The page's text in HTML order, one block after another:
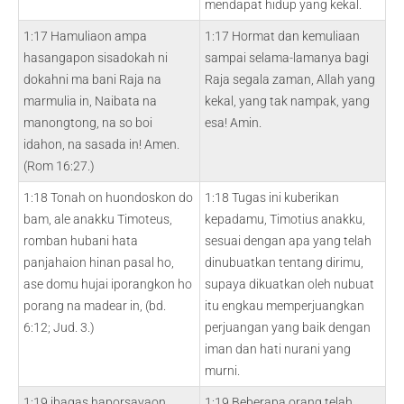
mendapat hidup yang kekal.
1:17 Hamuliaon ampa
hasangapon sisadokah ni
dokahni ma bani Raja na
marmulia in, Naibata na
manongtong, na so boi
idahon, na sasada in! Amen.
(Rom 16:27.)
1:17 Hormat dan kemuliaan
sampai selama-lamanya bagi
Raja segala zaman, Allah yang
kekal, yang tak nampak, yang
esa! Amin.
1:18 Tonah on huondoskon do
bam, ale anakku Timoteus,
romban hubani hata
panjahaion hinan pasal ho,
ase domu hujai iporangkon ho
porang na madear in, (bd.
6:12; Jud. 3.)
1:18 Tugas ini kuberikan
kepadamu, Timotius anakku,
sesuai dengan apa yang telah
dinubuatkan tentang dirimu,
supaya dikuatkan oleh nubuat
itu engkau memperjuangkan
perjuangan yang baik dengan
iman dan hati nurani yang
murni.